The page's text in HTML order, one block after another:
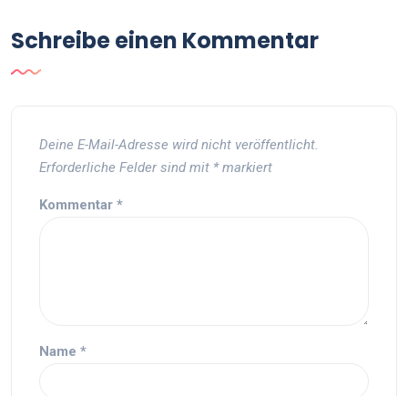
Schreibe einen Kommentar
Deine E-Mail-Adresse wird nicht veröffentlicht.
Erforderliche Felder sind mit *markiert
Kommentar *
Name *